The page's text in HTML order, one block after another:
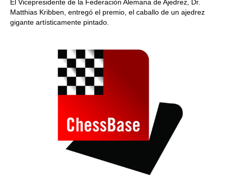
El Vicepresidente de la Federación Alemana de Ajedrez, Dr.
Matthias Kribben, entregó el premio, el caballo de un ajedrez
gigante artísticamente pintado.